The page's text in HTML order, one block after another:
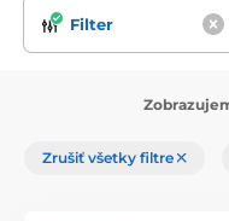
Filter
Zrušiť všetky filtre